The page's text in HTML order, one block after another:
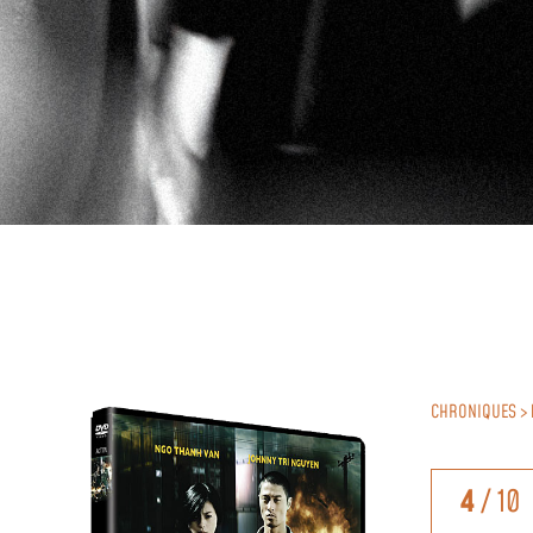
CHRONIQUES >
4/ 10